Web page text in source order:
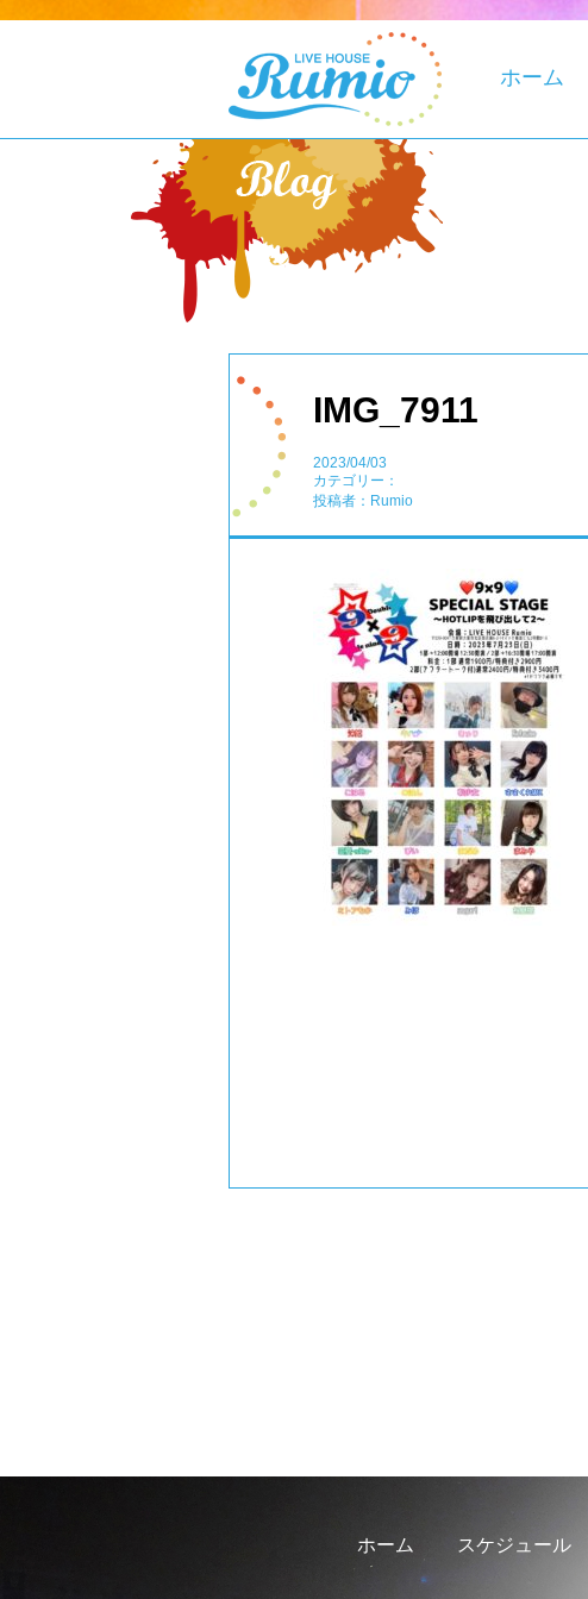
ホーム
IMG_7911
2023/04/03
カテゴリー：
投稿者：Rumio
ホーム スケジュール